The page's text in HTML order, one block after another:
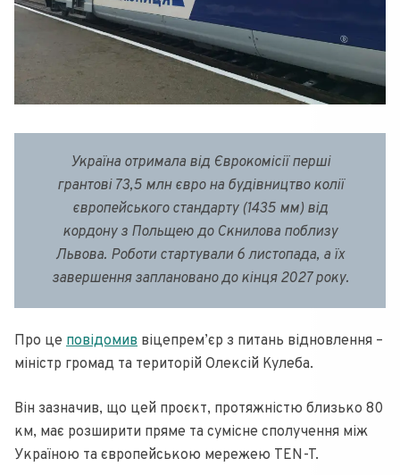
Україна отримала від Єврокомісії перші
грантові 73,5 млн євро на будівництво колії
європейського стандарту (1435 мм) від
кордону з Польщею до Скнилова поблизу
Львова. Роботи стартували 6 листопада, а їх
завершення заплановано до кінця 2027 року.
Про це повідомив віцепрем’єр з питань відновлення –
міністр громад та територій Олексій Кулеба.
Він зазначив, що цей проєкт, протяжністю близько 80
км, має розширити пряме та сумісне сполучення між
Україною та європейською мережею TEN-T.